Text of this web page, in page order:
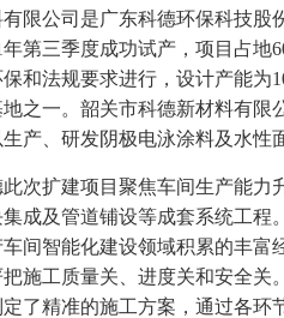
限公司是广东科德环保科技股
第三季度成功试产，项目占地
和法规要求进行，设计产能为
之一。韶关市科德新材料有限
产、研发阴极电泳涂料及水性
次扩建项目聚焦车间生产能力
成及管道铺设等成套系统工程
间智能化建设领域积累的丰富
施工质量关、进度关和安全关
了精准的施工方案，通过各环